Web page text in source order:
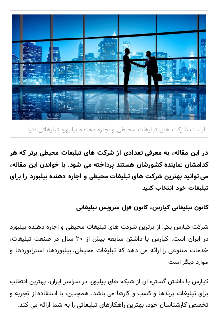
بانک، بیمه و سرمایه
مسکن و ساختمان
لیست شرکت های تبلیغات محیطی و اجاره دهنده بیلبورد تبلیغاتی دنیا
در این مقاله، به معرفی تعدادی از شرکت های تبلیغات محیطی برتر که هر
کدامشان نماینده کشورشان هستند پرداخته می شود. با خواندن این مقاله،
می توانید بهترین شرکت های تبلیغات محیطی و اجاره دهنده بیلبورد را برای
تبلیغات خود انتخاب کنید
کانون تبلیغاتی کیارس، کانون فول سرویس تبلیغاتی
شرکت کیارس یکی از برترین شرکت های تبلیغات محیطی و اجاره دهنده بیلبورد
در ایران است. کیارس با داشتن سابقه بیش از 20 سال در صنعت تبلیغات،
خدمات متنوعی را ارائه می دهد که تبلیغات محیطی، بیلبوردها، استرابوردها و
موارد دیگر است
کیارس با داشتن گستره ای از شبکه های بیلبورد در سراسر ایران، بهترین انتخاب
برای تبلیغات برندها و کسب و کارها می باشد. همچنین، با استفاده از تجربه و
تخصص کارشناسان خود، بهترین راهکارهای تبلیغاتی را به شما ارائه می کند.